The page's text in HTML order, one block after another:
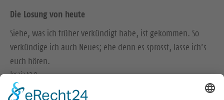
Die Losung von heute
Siehe, was ich früher verkündigt habe, ist gekommen. So
verkündige ich auch Neues; ehe denn es sprosst, lasse ich’s
euch hören.
Jesaja 42,9
Der Menschensohn ist’s, der den guten Samen sät. Der Acker